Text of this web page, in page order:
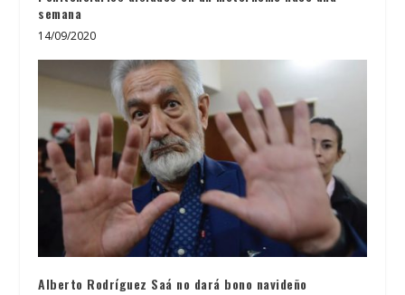
semana
14/09/2020
Alberto Rodríguez Saá no dará bono navideño